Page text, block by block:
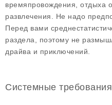
времяпровождения, отдыха
развлечения. Не надо
Перед вами
раздела, поэтому не
драйва и приключений.
Системные